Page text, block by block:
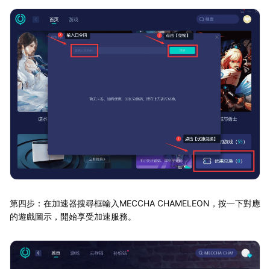
第四步：在加速器搜尋框輸入MECCHA CHAMELEON，按一下對應
的遊戲圖示，開始享受加速服務。